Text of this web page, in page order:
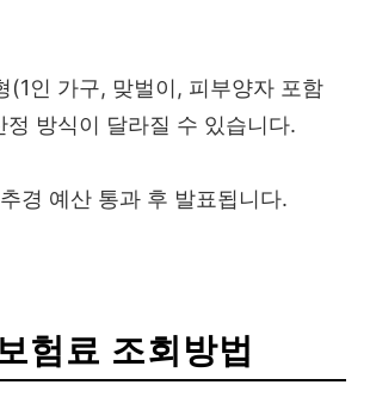
인 가구, 맞벌이, 피부양자 포함
정 방식이 달라질 수 있습니다.
경 예산 통과 후 발표됩니다.
험료 조회방법